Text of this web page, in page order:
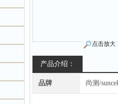
点击放大
产品介绍：
品牌 尚测/